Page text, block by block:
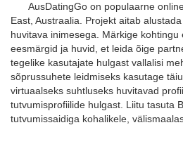
AusDatingGo on populaarne
East, Austraalia. Projekt aitab
huvitava inimesega. Märkige
eesmärgid ja huvid, et leida õige
tegelike kasutajate hulgast vallalisi
sõprussuhete leidmiseks kasutage
virtuaalseks suhtluseks huvitavad
tutvumisprofiilide hulgast. Liitu tasuta
tutvumissaidiga kohalikele,